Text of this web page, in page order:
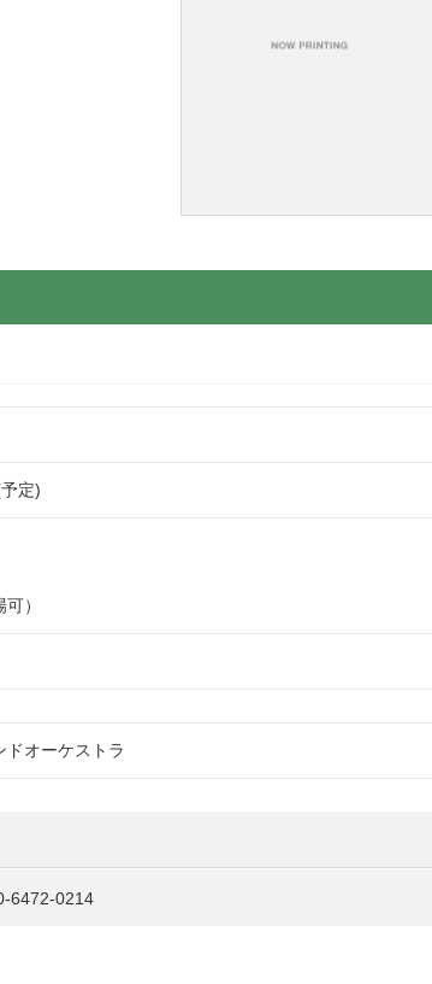
定)
）
ドオーケストラ
6472-0214